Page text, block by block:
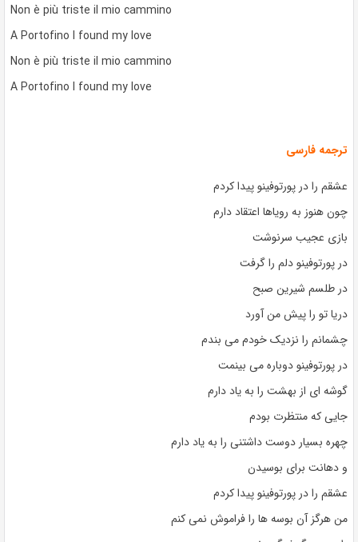
Non è più triste il mio cammino
A Portofino I found my love
Non è più triste il mio cammino
A Portofino I found my love
ترجمه فارسی
عشقم را در پورتوفینو پیدا کردم
چون هنوز به رویاها اعتقاد دارم
بازی عجیب سرنوشت
در پورتوفینو دلم را گرفت
در طلسم شیرین صبح
دریا تو را پیش من آورد
چشمانم را نزدیک خودم می بندم
در پورتوفینو دوباره می بینمت
گوشه ای از بهشت ​​را به یاد دارم
جایی که منتظرت بودم
چهره بسیار دوست داشتنی را به یاد دارم
و دهانت برای بوسیدن
عشقم را در پورتوفینو پیدا کردم
من هرگز آن بوسه ها را فراموش نمی کنم